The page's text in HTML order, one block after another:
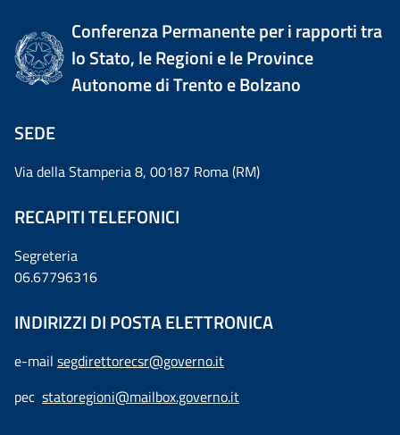
Conferenza Permanente per i rapporti tra
lo Stato, le Regioni e le Province
Autonome di Trento e Bolzano
SEDE
Via della Stamperia 8, 00187 Roma (RM)
RECAPITI TELEFONICI
Segreteria
06.67796316
INDIRIZZI DI POSTA ELETTRONICA
e-mail segdirettorecsr@governo.it
pec statoregioni@mailbox.governo.it